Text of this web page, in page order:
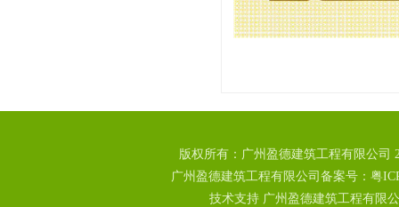
版权所有：广州盈德建筑工程有限公
广州盈德建筑工程有限公司备案号：粤
技术支持 广州盈德建筑工程有限